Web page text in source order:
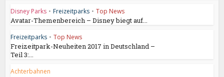
Disney Parks • Freizeitparks • Top News
Avatar-Themenbereich – Disney biegt auf...
Freizeitparks • Top News
Freizeitpark-Neuheiten 2017 in Deutschland –
Teil 3:...
Achterbahnen